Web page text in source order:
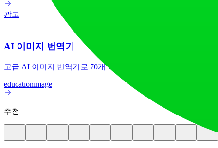
광고
AI 이미지 번역기
고급 AI 이미지 번역기로 70개 이상의 언어 간 이미지 텍스트
educationimage
추천